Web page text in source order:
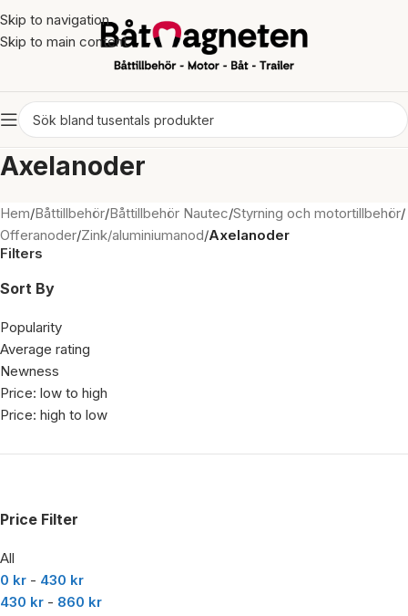
Skip to navigation
Skip to main content
Axelanoder
Hem/Båttillbehör/Båttillbehör Nautec/Styrning och motortillbehör/
Offeranoder/Zink/aluminiumanod/Axelanoder
Filters
Sort By
Popularity
Average rating
Newness
Price: low to high
Price: high to low
Price Filter
All
0 kr - 430 kr
430 kr - 860 kr